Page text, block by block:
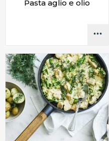
Pasta aglio e olio